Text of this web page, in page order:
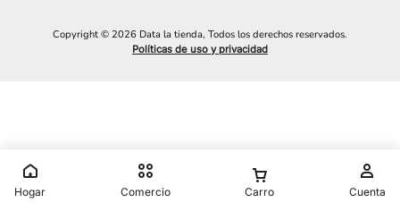
Copyright © 2026 Data la tienda, Todos los derechos reservados.
Políticas de uso y privacidad
Hogar Comercio Carro Cuenta